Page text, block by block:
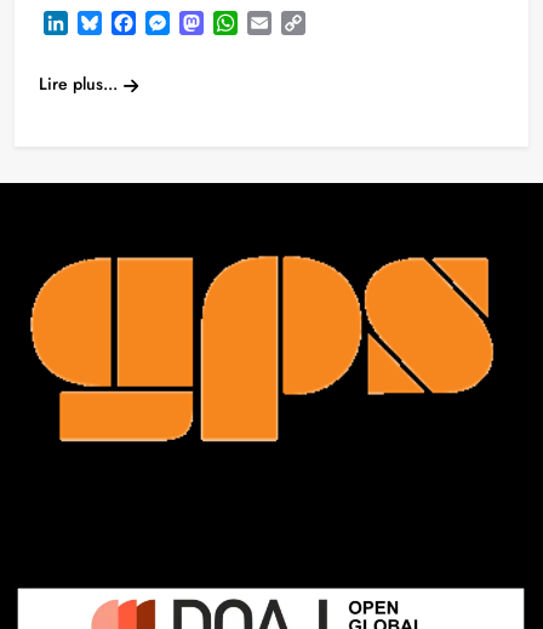
LinkedInBlueskyFacebook
Messenger
Mastodon
WhatsApp
Email
Lire plus...